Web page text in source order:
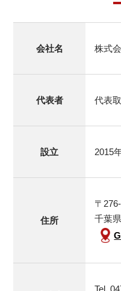
会社名 株式
代表者 代表
設立 2015
住所
〒
千葉
Tel.